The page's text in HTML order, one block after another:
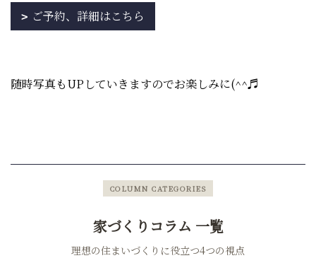
ご予約、詳細はこちら
随時写真もUPしていきますのでお楽しみに(^^♬
COLUMN CATEGORIES
家づくりコラム 一覧
理想の住まいづくりに役立つ4つの視点